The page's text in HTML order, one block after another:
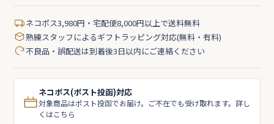
ネコポス3,980円・宅配便8,000円以上で送料無料
熟練スタッフによるギフトラッピング対応(無料・有料)
不良品・誤配送は到着後3日以内にご連絡ください
ネコポス(ポスト投函)対応
対象商品はポスト投函でお届け。ご不在でも受け取れます。詳し
くはこちら